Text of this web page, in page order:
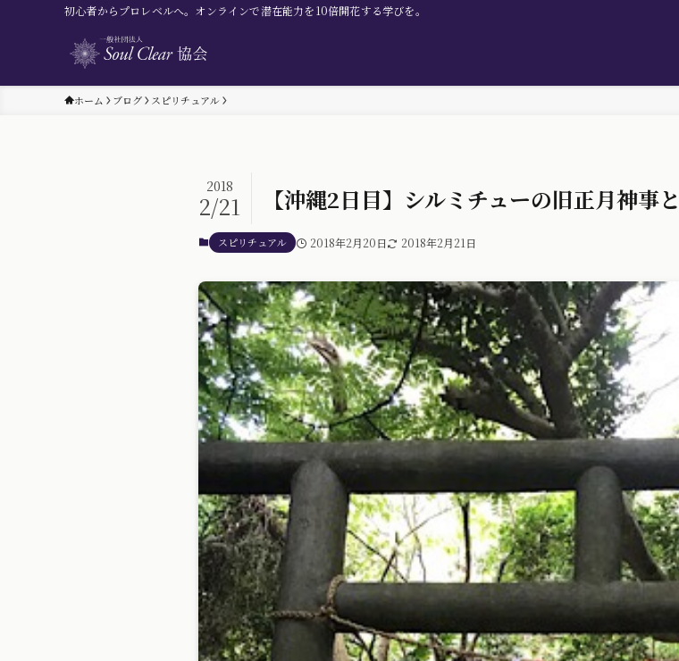
初心者からプロレベルへ。オンラインで潜在能力を10倍開花する学びを。
ホーム ブログ スピリチュアル
【沖縄2日目】シルミチューの旧正月神事
2018
2/21
スピリチュアル 2018年2月20日 2018年2月21日